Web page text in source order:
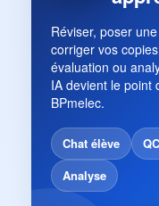
Réviser, poser
corriger vos
évaluation ou
IA devient le point
BPmelec.
Chat élève
Analyse